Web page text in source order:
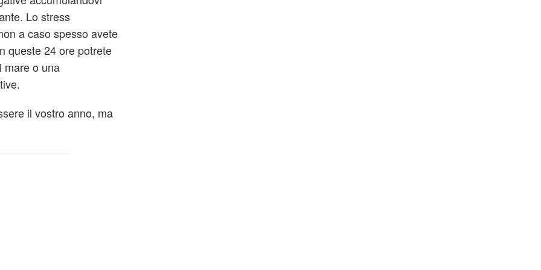
Lo stress
a caso spesso avete
queste 24 ore potrete
mare o una
il vostro anno, ma